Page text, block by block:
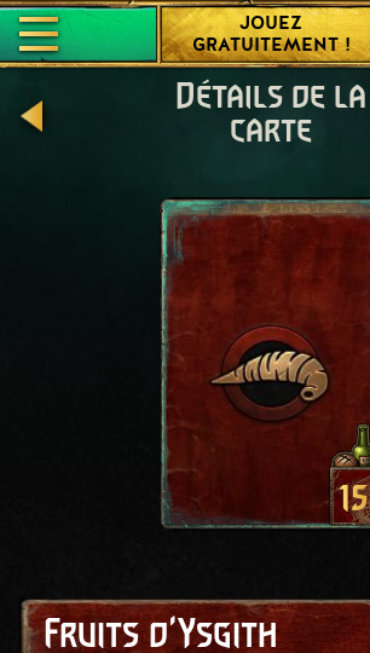
JOUEZ
GRATUITEMENT !
Détails de la
carte
15
Fruits d'Ysgith